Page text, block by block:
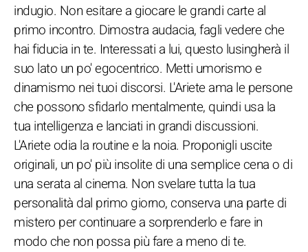
indugio. Non esitare a giocare le grandi carte al
primo incontro. Dimostra audacia, fagli vedere che
hai fiducia in te. Interessati a lui, questo lusingherà il
suo lato un po' egocentrico. Metti umorismo e
dinamismo nei tuoi discorsi. L'Ariete ama le persone
che possono sfidarlo mentalmente, quindi usa la
tua intelligenza e lanciati in grandi discussioni.
L'Ariete odia la routine e la noia. Proponigli uscite
originali, un po' più insolite di una semplice cena o di
una serata al cinema. Non svelare tutta la tua
personalità dal primo giorno, conserva una parte di
mistero per continuare a sorprenderlo e fare in
modo che non possa più fare a meno di te.